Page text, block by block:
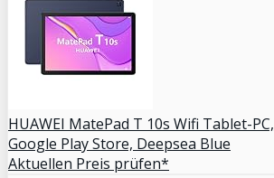
HUAWEI MatePad T 10s Wifi Tablet-
Google Play Store, Deepsea Blue
Aktuellen Preis prüfen*